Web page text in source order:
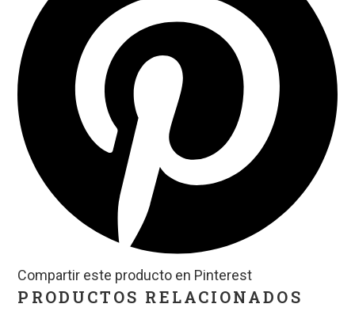
Compartir este producto en Pinterest
PRODUCTOS RELACIONADOS